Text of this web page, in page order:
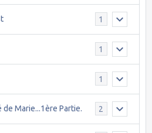
1
1
1
Marie...1ère Partie. 2